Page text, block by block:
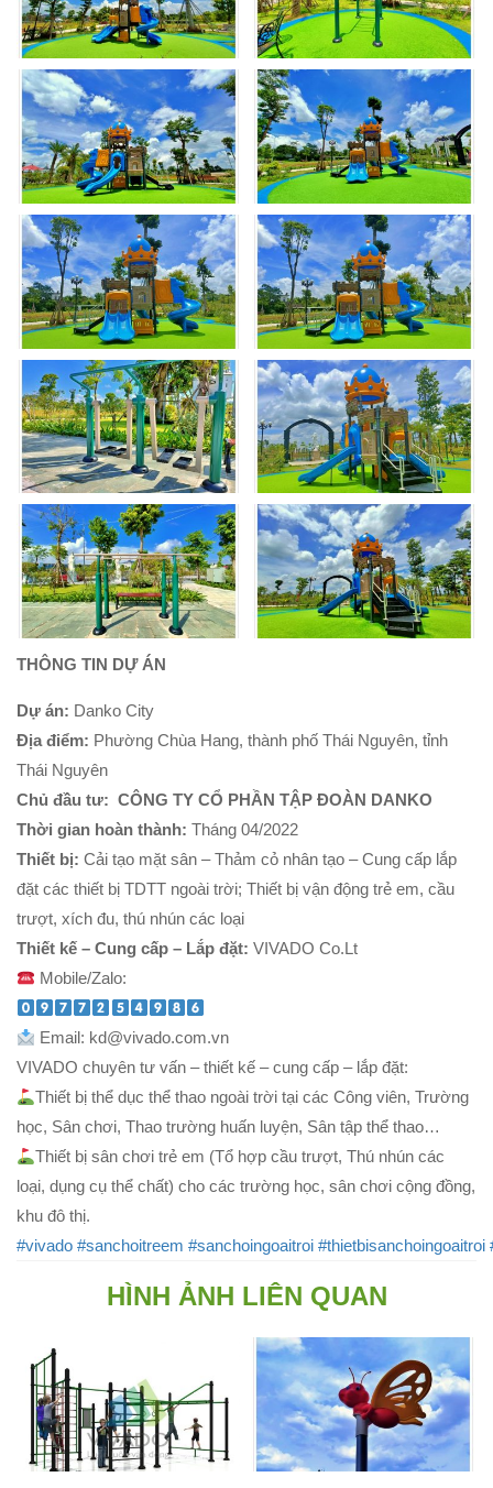
THÔNG TIN DỰ ÁN
Dự án: Danko City
Địa điểm: Phường Chùa Hang, thành phố Thái Nguyên, tỉnh
Thái Nguyên
Chủ đầu tư: CÔNG TY CỔ PHẦN TẬP ĐOÀN DANKO
Thời gian hoàn thành: Tháng 04/2022
Thiết bị: Cải tạo mặt sân – Thảm cỏ nhân tạo – Cung cấp lắp
đặt các thiết bị TDTT ngoài trời; Thiết bị vận động trẻ em, cầu
trượt, xích đu, thú nhún các loại
Thiết kế – Cung cấp – Lắp đặt: VIVADO Co.Lt
Mobile/Zalo:
Email: kd@vivado.com.vn
VIVADO chuyên tư vấn – thiết kế – cung cấp – lắp đặt:
Thiết bị thể dục thể thao ngoài trời tại các Công viên, Trường
học, Sân chơi, Thao trường huấn luyện, Sân tập thể thao…
Thiết bị sân chơi trẻ em (Tổ hợp cầu trượt, Thú nhún các
loại, dụng cụ thể chất) cho các trường học, sân chơi cộng đồng,
khu đô thị.
#vivado #sanchoitreem #sanchoingoaitroi #thietbisanchoingoaitroi
HÌNH ẢNH LIÊN QUAN